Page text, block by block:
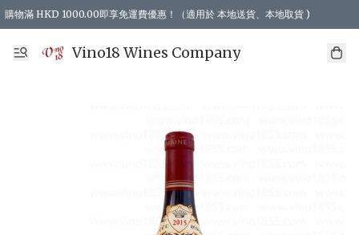
購物滿 HKD 1000.00即享免運費優惠！（適用於 本地送貨、本地取貨 )
Vino18 Wines Company